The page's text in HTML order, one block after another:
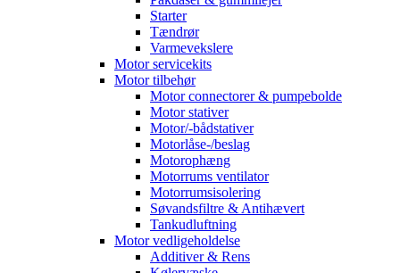
Starter
Tændrør
Varmevekslere
Motor servicekits
Motor tilbehør
Motor connectorer & pumpebolde
Motor stativer
Motor/-bådstativer
Motorlåse-/beslag
Motorophæng
Motorrums ventilator
Motorrumsisolering
Søvandsfiltre & Antihævert
Tankudluftning
Motor vedligeholdelse
Additiver & Rens